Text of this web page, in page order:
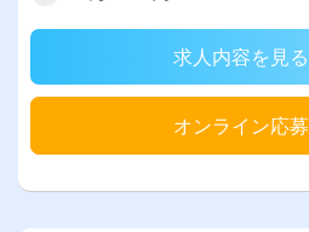
求人内容を見る
オンライン応募